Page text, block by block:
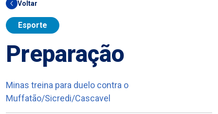
Voltar
Esporte
Preparação
Minas treina para duelo contra o
Muffatão/Sicredi/Cascavel